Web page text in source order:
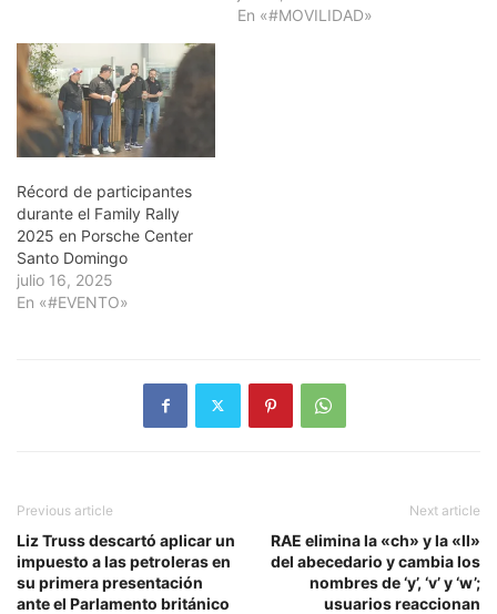
En «#MOVILIDAD»
Récord de participantes
durante el Family Rally
2025 en Porsche Center
Santo Domingo
julio 16, 2025
En «#EVENTO»
Previous article
Liz Truss descartó aplicar un
impuesto a las petroleras en
su primera presentación
ante el Parlamento británico
Next article
RAE elimina la «ch» y la «ll»
del abecedario y cambia los
nombres de ‘y’, ‘v’ y ‘w’;
usuarios reaccionan